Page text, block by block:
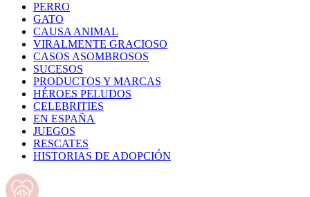
PERRO
GATO
CAUSA ANIMAL
VIRALMENTE GRACIOSO
CASOS ASOMBROSOS
SUCESOS
PRODUCTOS Y MARCAS
HÉROES PELUDOS
CELEBRITIES
EN ESPAÑA
JUEGOS
RESCATES
HISTORIAS DE ADOPCIÓN